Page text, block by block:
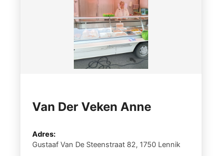
Van Der Veken Anne
Adres:
Gustaaf Van De Steenstraat 82, 1750 Lennik